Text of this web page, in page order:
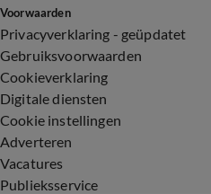
Voorwaarden
Privacyverklaring - geüpdatet
Gebruiksvoorwaarden
Cookieverklaring
Digitale diensten
Cookie instellingen
Adverteren
Vacatures
Publieksservice